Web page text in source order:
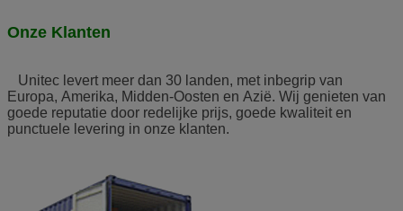
Onze Klanten
Unitec levert meer dan 30 landen, met inbegrip van
Europa, Amerika, Midden-Oosten en Azië. Wij genieten van
goede reputatie door redelijke prijs, goede kwaliteit en
punctuele levering in onze klanten.